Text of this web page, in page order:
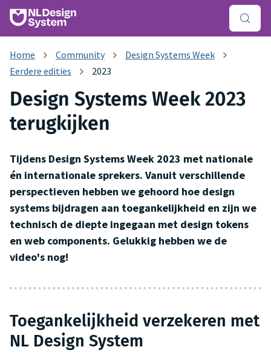
Community
Design Systems Week
Eerdere edities
2023
Design Systems Week 2023
terugkijken
Tijdens Design Systems Week 2023 met nationale
én internationale sprekers. Vanuit verschillende
perspectieven hebben we gehoord hoe design
systems bijdragen aan toegankelijkheid en zijn we
technisch de diepte ingegaan met design tokens
en web components. Gelukkig hebben we de
video's nog!
Toe­gan­kelijk­heid verzekeren met
NL Design System